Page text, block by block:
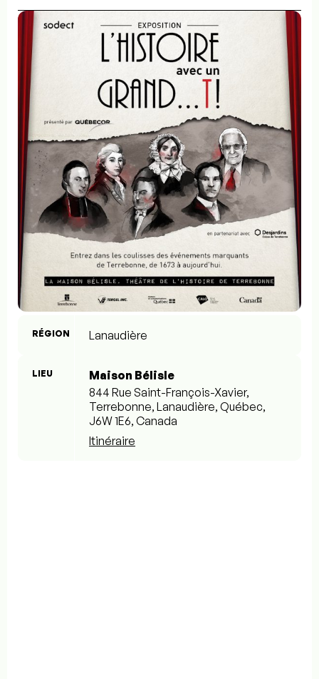
RÉGION Lanaudière
LIEU
Maison Bélisle
844 Rue Saint-François-Xavier,
Terrebonne, Lanaudière, Québec,
J6W 1E6, Canada
Itinéraire